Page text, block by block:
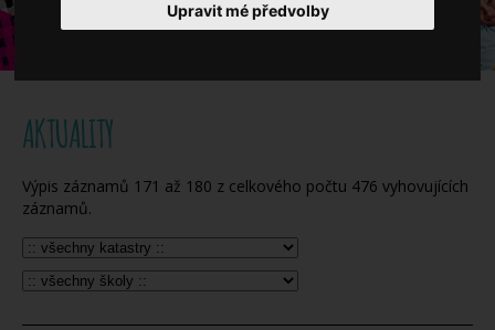
Upravit mé předvolby
Ročenka
AKTUALITY
Výpis záznamů 171 až 180 z celkového počtu 476 vyhovujících
záznamů.